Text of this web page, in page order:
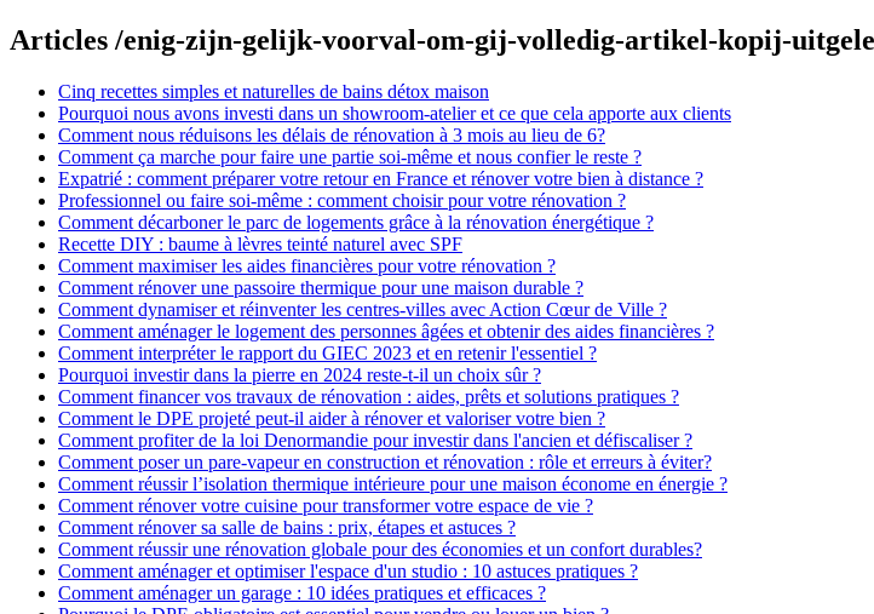
Articles /enig-zijn-gelijk-voorval-om-gij-volledig-artikel-kopij-
Cinq recettes simples et naturelles de bains détox maison
Pourquoi nous avons investi dans un showroom-atelier et ce que cela apporte aux clients
Comment nous réduisons les délais de rénovation à 3 mois au lieu de 6?
Comment ça marche pour faire une partie soi-même et nous confier le reste ?
Expatrié : comment préparer votre retour en France et rénover votre bien à distance ?
Professionnel ou faire soi-même : comment choisir pour votre rénovation ?
Comment décarboner le parc de logements grâce à la rénovation énergétique ?
Recette DIY : baume à lèvres teinté naturel avec SPF
Comment maximiser les aides financières pour votre rénovation ?
Comment rénover une passoire thermique pour une maison durable ?
Comment dynamiser et réinventer les centres-villes avec Action Cœur de Ville ?
Comment aménager le logement des personnes âgées et obtenir des aides financières ?
Comment interpréter le rapport du GIEC 2023 et en retenir l'essentiel ?
Pourquoi investir dans la pierre en 2024 reste-t-il un choix sûr ?
Comment financer vos travaux de rénovation : aides, prêts et solutions pratiques ?
Comment le DPE projeté peut-il aider à rénover et valoriser votre bien ?
Comment profiter de la loi Denormandie pour investir dans l'ancien et défiscaliser ?
Comment poser un pare-vapeur en construction et rénovation : rôle et erreurs à éviter?
Comment réussir l’isolation thermique intérieure pour une maison économe en énergie ?
Comment rénover votre cuisine pour transformer votre espace de vie ?
Comment rénover sa salle de bains : prix, étapes et astuces ?
Comment réussir une rénovation globale pour des économies et un confort durables?
Comment aménager et optimiser l'espace d'un studio : 10 astuces pratiques ?
Comment aménager un garage : 10 idées pratiques et efficaces ?